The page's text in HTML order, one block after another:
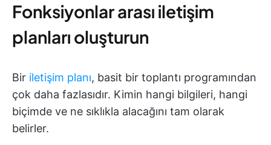
Fonksiyonlar arası iletişim
planları oluşturun
Bir iletişim planı, basit bir toplantı programından
çok daha fazlasıdır. Kimin hangi bilgileri, hangi
biçimde ve ne sıklıkla alacağını tam olarak
belirler.